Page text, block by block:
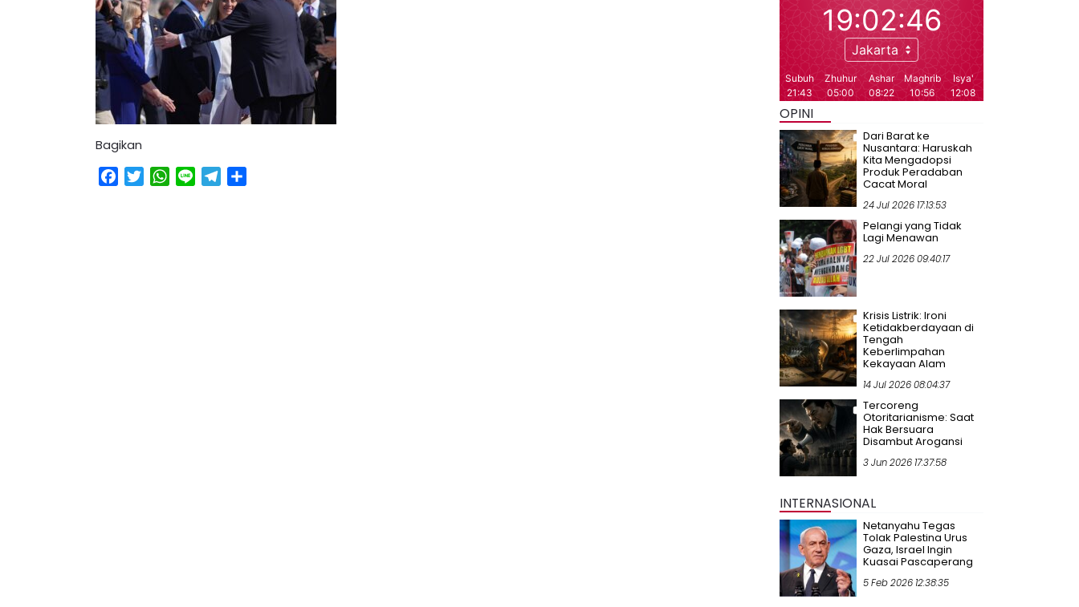
Bagikan
Facebook
TwitterWhatsApp
Line Telegram
OPINI
Dari Barat ke
Nusantara: Haruskah
Kita Mengadopsi
Produk Peradaban
Cacat Moral
24 Jul 2026 17:13:53
Pelangi yang Tidak
Lagi Menawan
22 Jul 2026 09:40:17
Krisis Listrik: Ironi
Ketidakberdayaan di
Tengah
Keberlimpahan
Kekayaan Alam
14 Jul 2026 08:04:37
Tercoreng
Otoritarianisme: Saat
Hak Bersuara
Disambut Arogansi
3 Jun 2026 17:37:58
INTERNASIONAL
Netanyahu Tegas
Tolak Palestina Urus
Gaza, Israel Ingin
Kuasai Pascaperang
5 Feb 2026 12:38:35